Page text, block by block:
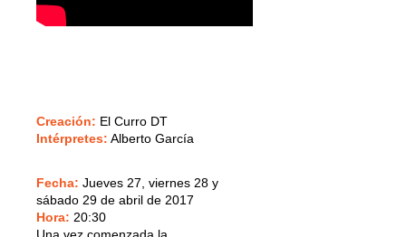
Creación: El Curro DT
Intérpretes: Alberto García
Fecha: Jueves 27, viernes 28 y
sábado 29 de abril de 2017
Hora: 20:30
Una vez comenzada la